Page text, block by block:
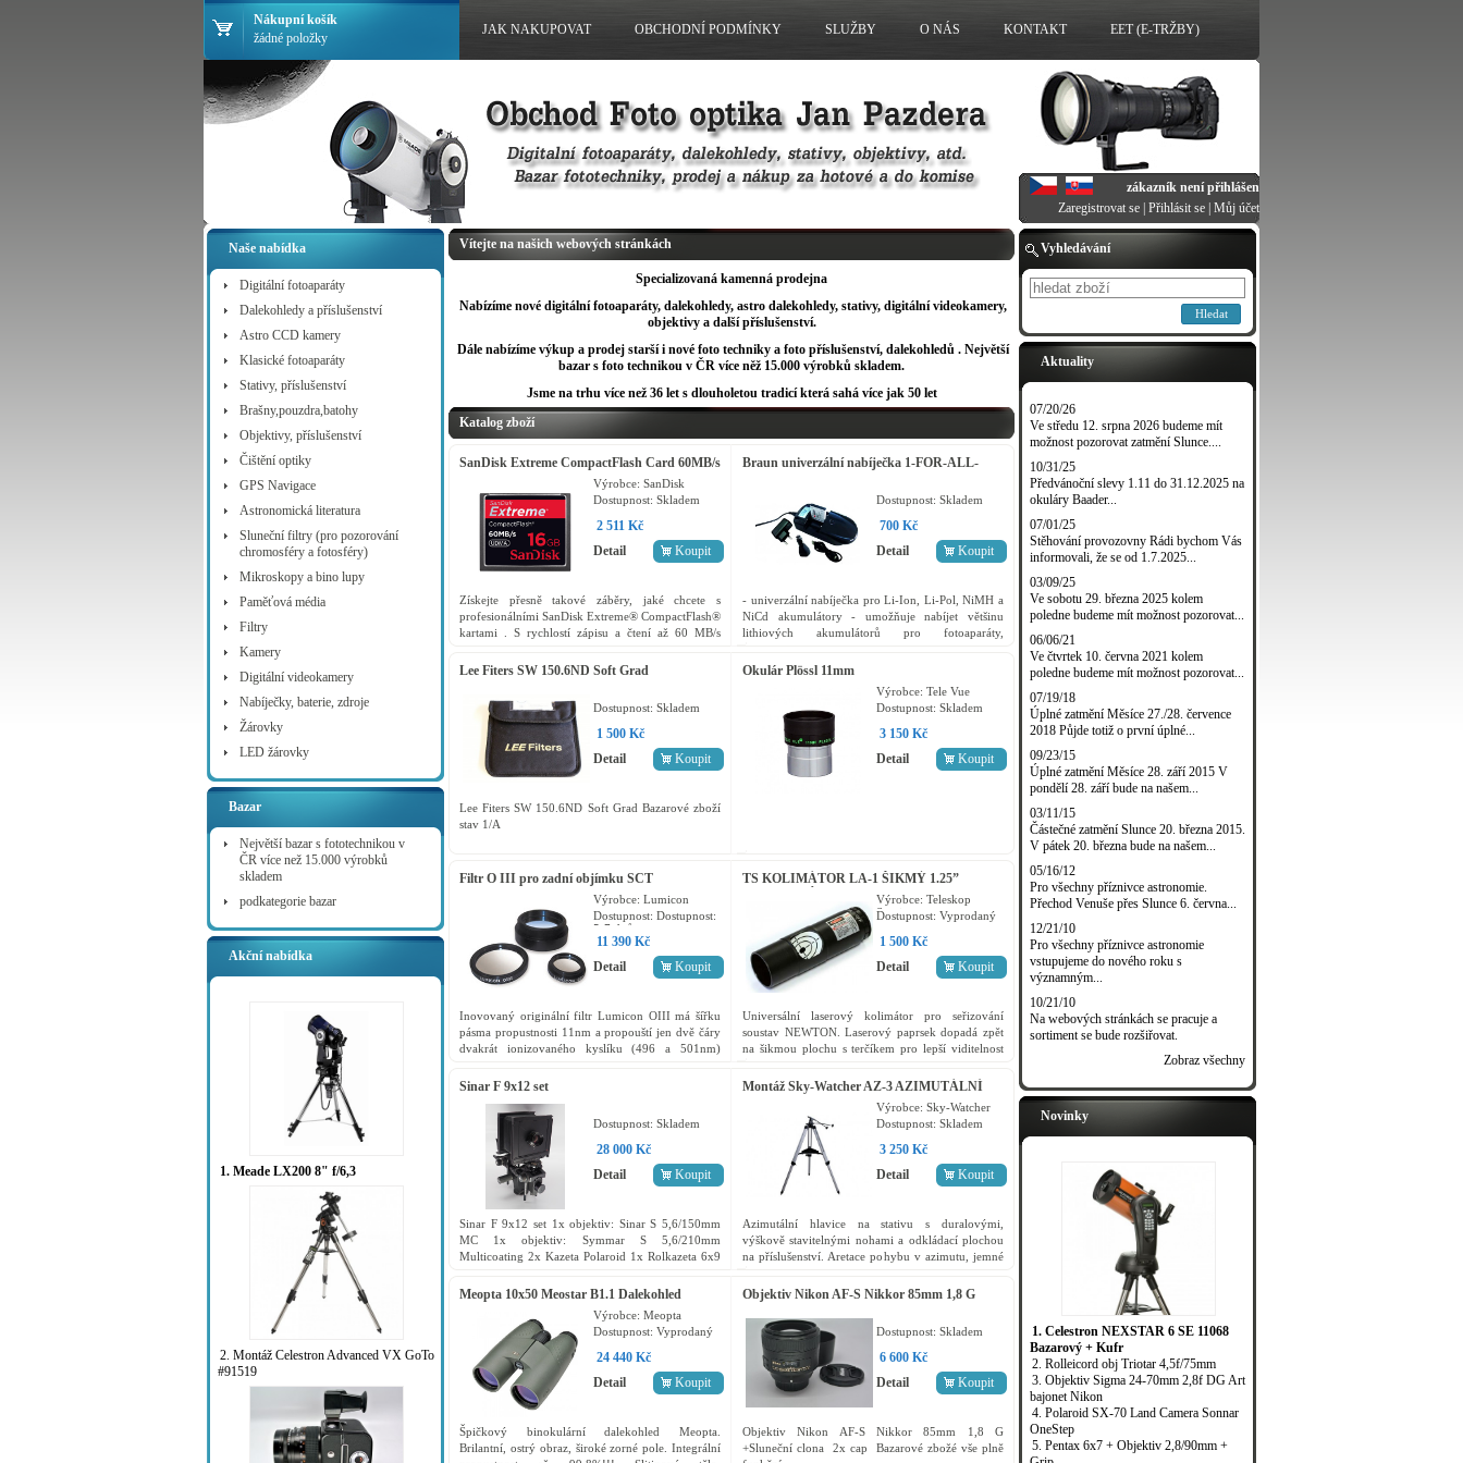
Naše nabídka
Digitální fotoaparáty
Dalekohledy a příslušenství
Astro CCD kamery
Klasické fotoaparáty
Stativy, příslušenství
Brašny,pouzdra,batohy
Objektivy, příslušenství
Čištění optiky
GPS Navigace
Astronomická literatura
Sluneční filtry (pro pozorování
chromosféry a fotosféry)
Mikroskopy a bino lupy
Paměťová média
Filtry
Kamery
Digitální videokamery
Nabíječky, baterie, zdroje
Žárovky
LED žárovky
Bazar
Největší bazar s fototechnikou v
ČR více než 15.000 výrobků
skladem
podkategorie bazar
Akční nabídka
1. Meade LX200 8" f/6,3
2. Montáž Celestron Advanced VX GoTo
#91519
Vítejte na našich webových stránkách
Specializovaná kamenná prodejna
Nabízíme nové digitální fotoaparáty, dalekohledy, astro dalekohledy, stativy, digitální videokamery,
objektivy a další příslušenství.
Dále nabízíme výkup a prodej starší i nové foto techniky a foto příslušenství, dalekohledů . Největší
bazar s foto technikou v ČR více něž 15.000 výrobků skladem.
Jsme na trhu více než 36 let s dlouholetou tradicí která sahá více jak 50 let
Katalog zboží
SanDisk Extreme CompactFlash Card 60MB/s
Výrobce: SanDisk
Dostupnost: Skladem
2 511 Kč
Koupit
Detail
Získejte přesně takové záběry, jaké chcete s
profesionálními SanDisk Extreme® CompactFlash®
kartami . S rychlostí zápisu a čtení až 60 MB/s
fotoaparát,...
Braun univerzální nabíječka 1-FOR-ALL-
Dostupnost: Skladem
700 Kč
Koupit
Detail
- univerzální nabíječka pro Li-Ion, Li-Pol, NiMH a
NiCd akumulátory - umožňuje nabíjet většinu
lithiových akumulátorů pro fotoaparáty,
NiMH/NiCd...
Lee Fiters SW 150.6ND Soft Grad
Dostupnost: Skladem
1 500 Kč
Koupit
Detail
Lee Fiters SW 150.6ND Soft Grad Bazarové zboží
stav 1/A
Okulár Plössl 11mm
Výrobce: Tele Vue
Dostupnost: Skladem
3 150 Kč
Koupit
Detail
Filtr O III pro zadní objímku SCT
Výrobce: Lumicon
Dostupnost: Dostupnost:
5-7 dnů
11 390 Kč
Koupit
Detail
Inovovaný originální filtr Lumicon OIII má šířku
pásma propustnosti 11nm a propouští jen dvě čáry
dvakrát ionizovaného kyslíku (496 a 501nm)
TS KOLIMÁTOR LA-1 ŠIKMÝ 1.25”
Výrobce: Teleskop
Service
Dostupnost: Vyprodaný
1 500 Kč
Koupit
Detail
Universální laserový kolimátor pro seřizování
soustav NEWTON. Laserový paprsek dopadá zpět
na šikmou plochu s terčíkem pro lepší viditelnost
Sinar F 9x12 set
Dostupnost: Skladem
28 000 Kč
Koupit
Detail
Sinar F 9x12 set 1x objektiv: Sinar S 5,6/150mm
MC 1x objektiv: Symmar S 5,6/210mm
Multicoating 2x Kazeta Polaroid 1x Rolkazeta 6x9
Montáž Sky-Watcher AZ-3 AZIMUTÁLNÍ
Výrobce: Sky-Watcher
Dostupnost: Skladem
3 250 Kč
Koupit
Detail
Azimutální hlavice na stativu s duralovými,
výškově stavitelnými nohami a odkládací plochou
na příslušenství. Aretace pohybu v azimutu, jemné
pozemní...
Meopta 10x50 Meostar B1.1 Dalekohled
Výrobce: Meopta
Dostupnost: Vyprodaný
24 440 Kč
Koupit
Detail
Špičkový binokulární dalekohled Meopta.
Brilantní, ostrý obraz, široké zorné pole. Integrální
Objektiv Nikon AF-S Nikkor 85mm 1,8 G
Dostupnost: Skladem
6 600 Kč
Koupit
Detail
Objektiv Nikon AF-S Nikkor 85mm 1,8 G
+Sluneční clona 2x cap Bazarové zbožé vše plně
Vyhledávání
Hledat
Aktuality
07/20/26
Ve středu 12. srpna 2026 budeme mít
možnost pozorovat zatmění Slunce....
10/31/25
Předvánoční slevy 1.11 do 31.12.2025 na
okuláry Baader...
07/01/25
Stěhování provozovny Rádi bychom Vás
informovali, že se od 1.7.2025...
03/09/25
Ve sobotu 29. března 2025 kolem
poledne budeme mít možnost pozorovat...
06/06/21
Ve čtvrtek 10. června 2021 kolem
poledne budeme mít možnost pozorovat...
07/19/18
Úplné zatmění Měsíce 27./28. července
2018 Půjde totiž o první úplné...
09/23/15
Úplné zatmění Měsíce 28. září 2015 V
pondělí 28. září bude na našem...
03/11/15
Částečné zatmění Slunce 20. března 2015.
V pátek 20. března bude na našem...
05/16/12
Pro všechny příznivce astronomie.
Přechod Venuše přes Slunce 6. června...
12/21/10
Pro všechny příznivce astronomie
vstupujeme do nového roku s
významným...
10/21/10
Na webových stránkách se pracuje a
sortiment se bude rozšiřovat.
Zobraz všechny
Novinky
1. Celestron NEXSTAR 6 SE 11068
Bazarový + Kufr
2. Rolleicord obj Triotar 4,5f/75mm
3. Objektiv Sigma 24-70mm 2,8f DG Art
bajonet Nikon
4. Polaroid SX-70 Land Camera Sonnar
OneStep
5. Pentax 6x7 + Objektiv 2,8/90mm +
Nákupní košík
žádné položky
JAK NAKUPOVAT OBCHODNÍ PODMÍNKY SLUŽBY O NÁS KONTAKT EET (E-TRŽBY)
zákazník není přihlášen
Zaregistrovat se Přihlásit se Můj účet